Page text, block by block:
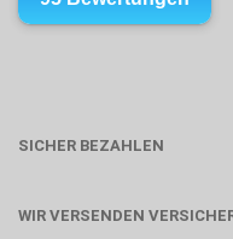
SICHER BEZAHLEN
WIR VERSENDEN